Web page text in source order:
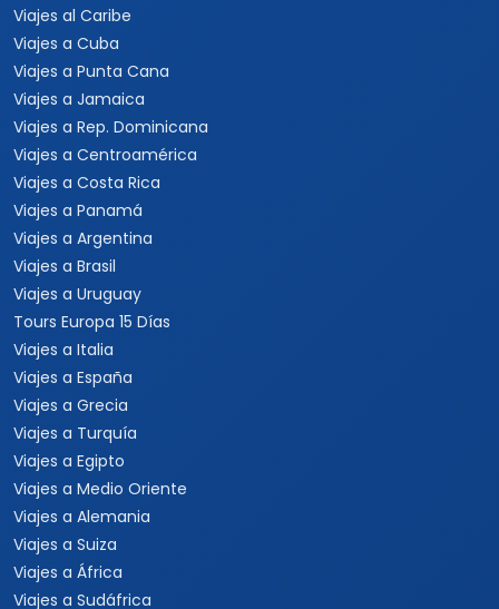
Viajes al Caribe
Viajes a Cuba
Viajes a Punta Cana
Viajes a Jamaica
Viajes a Rep. Dominicana
Viajes a Centroamérica
Viajes a Costa Rica
Viajes a Panamá
Viajes a Argentina
Viajes a Brasil
Viajes a Uruguay
Tours Europa 15 Días
Viajes a Italia
Viajes a España
Viajes a Grecia
Viajes a Turquía
Viajes a Egipto
Viajes a Medio Oriente
Viajes a Alemania
Viajes a Suiza
Viajes a África
Viajes a Sudáfrica